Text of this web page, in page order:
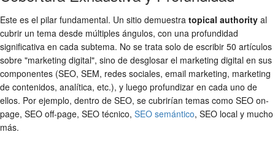
Este es el pilar fundamental. Un sitio demuestra topical authority al
cubrir un tema desde múltiples ángulos, con una profundidad
significativa en cada subtema. No se trata solo de escribir 50 artículos
sobre "marketing digital", sino de desglosar el marketing digital en sus
componentes (SEO, SEM, redes sociales, email marketing, marketing
de contenidos, analítica, etc.), y luego profundizar en cada uno de
ellos. Por ejemplo, dentro de SEO, se cubrirían temas como SEO on-
page, SEO off-page, SEO técnico, SEO semántico, SEO local y mucho
más.